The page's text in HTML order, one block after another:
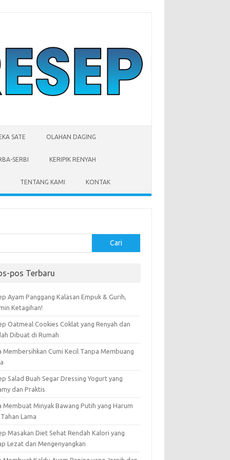
SATE OLAHAN DAGING
SERBI KERIPIK RENYAH
TENTANG KAMI KONTAK
Cari
pos Terbaru
Ayam Panggang Kalasan Empuk & Gurih,
Ketagihan!
Oatmeal Cookies Coklat yang Renyah dan
Dibuat di Rumah
Membersihkan Cumi Kecil Tanpa Membuang
Salad Buah Segar Dressing Yogurt yang
dan Praktis
Membuat Minyak Bawang Putih yang Harum
Lama
Masakan Diet Sehat Rendah Kalori yang
Lezat dan Mengenyangkan